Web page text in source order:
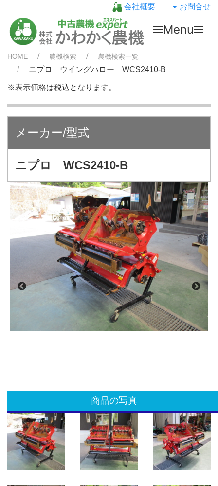
会社概要 お問合せ
Menu
HOME 農機検索 農機検索一覧
ニプロ ウイングハロー WCS2410-B
※表示価格は税込となります。
メーカー/型式
ニプロ WCS2410-B
商品の写真